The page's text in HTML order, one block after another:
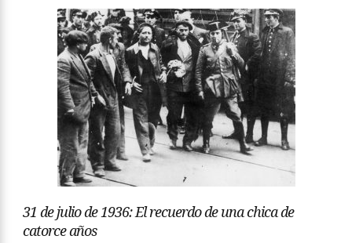
31 de julio de 1936: El recuerdo de una chica de
catorce años